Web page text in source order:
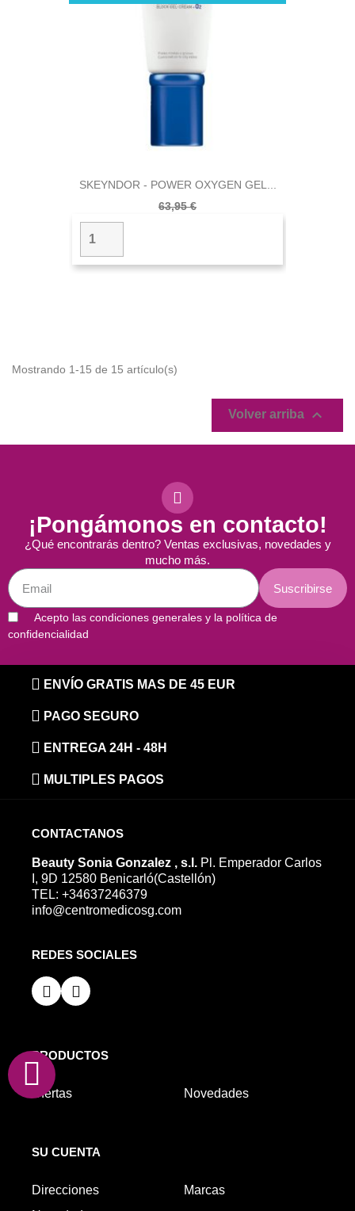
SKEYNDOR - POWER OXYGEN GEL...
63,95 €
Mostrando 1-15 de 15 artículo(s)
Volver arriba 
¡Pongámonos en contacto!
¿Qué encontrarás dentro? Ventas exclusivas, novedades y
mucho más.
Suscribirse
Acepto las condiciones generales y la política de
confidencialidad
ENVÍO GRATIS MAS DE 45 EUR
PAGO SEGURO
ENTREGA 24H - 48H
MULTIPLES PAGOS
CONTACTANOS
Beauty Sonia Gonzalez , s.l. Pl. Emperador Carlos
I, 9D 12580 Benicarló(Castellón)
TEL: +34637246379
info@centromedicosg.com
REDES SOCIALES
PRODUCTOS
Ofertas Novedades
SU CUENTA
Direcciones
Marcas